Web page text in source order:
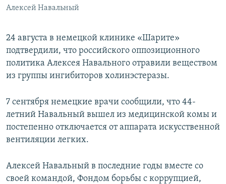
Алексей Навальный
24 августа в немецкой клинике «Шарите»
подтвердили, что российского оппозиционного
политика Алексея Навального отравили веществом
из группы ингибиторов холинэстеразы.
7 сентября немецкие врачи сообщили, что 44-
летний Навальный вышел из медицинской комы и
постепенно отключается от аппарата искусственной
вентиляции легких.
Алексей Навальный в последние годы вместе со
своей командой, Фондом борьбы с коррупцией,